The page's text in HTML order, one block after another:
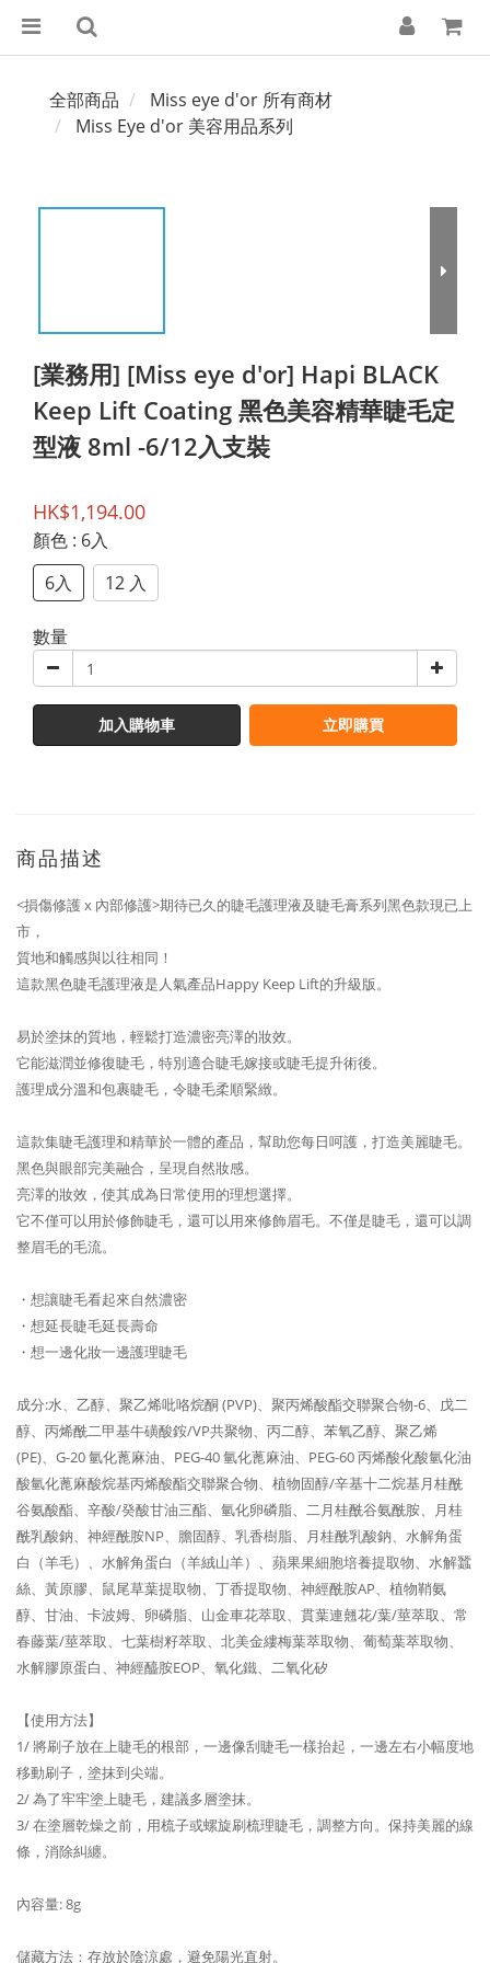
全部商品
Miss eye d'or 所有商材
Miss Eye d'or 美容用品系列
[業務用] [Miss eye d'or] Hapi BLACK
Keep Lift Coating 黑色美容精華睫毛定
型液 8ml -6/12入支裝
HK$1,194.00
顏色 : 6入
6入
12 入
數量
加入購物車 立即購買
商品描述
<損傷修護 x 內部修護>期待已久的睫毛護理液及睫毛膏系列黑色款現已上
市，
質地和觸感與以往相同！
這款黑色睫毛護理液是人氣產品Happy Keep Lift的升級版。
易於塗抹的質地，輕鬆打造濃密亮澤的妝效。
它能滋潤並修復睫毛，特別適合睫毛嫁接或睫毛提升術後。
護理成分溫和包裹睫毛，令睫毛柔順緊緻。
這款集睫毛護理和精華於一體的產品，幫助您每日呵護，打造美麗睫毛。
黑色與眼部完美融合，呈現自然妝感。
亮澤的妝效，使其成為日常使用的理想選擇。
它不僅可以用於修飾睫毛，還可以用來修飾眉毛。 不僅是睫毛，還可以調
整眉毛的毛流。
・想讓睫毛看起來自然濃密
・想延長睫毛延長壽命
・想一邊化妝一邊護理睫毛
成分:水、乙醇、聚乙烯吡咯烷酮 (PVP)、聚丙烯酸酯交聯聚合物-6、戊二
醇、丙烯酰二甲基牛磺酸銨/VP共聚物、丙二醇、苯氧乙醇、聚乙烯
(PE)、G-20 氫化蓖麻油、PEG-40 氫化蓖麻油、PEG-60 丙烯酸化酸氫化油
酸氫化蓖麻酸烷基丙烯酸酯交聯聚合物、植物固醇/辛基十二烷基月桂酰
谷氨酸酯、辛酸/癸酸甘油三酯、氫化卵磷脂、二月桂酰谷氨酰胺、月桂
酰乳酸鈉、神經酰胺NP、膽固醇、乳香樹脂、月桂酰乳酸鈉、水解角蛋
白（羊毛）、水解角蛋白（羊絨山羊）、蘋果果細胞培養提取物、水解蠶
絲、黃原膠、鼠尾草葉提取物、丁香提取物、神經酰胺AP、植物鞘氨
醇、甘油、卡波姆、卵磷脂、山金車花萃取、貫葉連翹花/葉/莖萃取、常
春藤葉/莖萃取、七葉樹籽萃取、北美金縷梅葉萃取物、葡萄葉萃取物、
水解膠原蛋白、神經醯胺EOP、氧化鐵、二氧化矽
【使用方法】
1/ 將刷子放在上睫毛的根部，一邊像刮睫毛一樣抬起，一邊左右小幅度地
移動刷子，塗抹到尖端。
2/ 為了牢牢塗上睫毛，建議多層塗抹。
3/ 在塗層乾燥之前，用梳子或螺旋刷梳理睫毛，調整方向。保持美麗的線
條，消除糾纏。
內容量: 8g
儲藏方法：存放於陰涼處，避免陽光直射。